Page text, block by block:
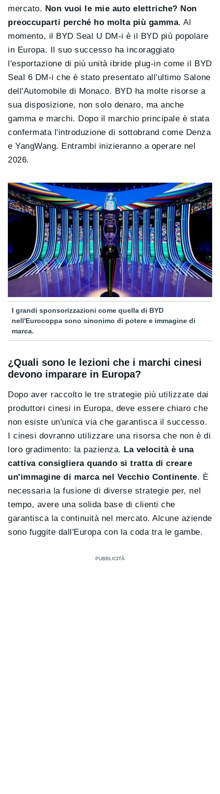
mercato. Non vuoi le mie auto elettriche? Non
preoccuparti perché ho molta più gamma. Al
momento, il BYD Seal U DM-i è il BYD più popolare
in Europa. Il suo successo ha incoraggiato
l'esportazione di più unità ibride plug-in come il BYD
Seal 6 DM-i che è stato presentato all'ultimo Salone
dell'Automobile di Monaco. BYD ha molte risorse a
sua disposizione, non solo denaro, ma anche
gamma e marchi. Dopo il marchio principale è stata
confermata l'introduzione di sottobrand come Denza
e YangWang. Entrambi inizieranno a operare nel
2026.
I grandi sponsorizzazioni come quella di BYD
nell'Eurocoppa sono sinonimo di potere e immagine di
marca.
¿Quali sono le lezioni che i marchi cinesi
devono imparare in Europa?
Dopo aver raccolto le tre strategie più utilizzate dai
produttori cinesi in Europa, deve essere chiaro che
non esiste un'unica via che garantisca il successo.
I cinesi dovranno utilizzare una risorsa che non è di
loro gradimento: la pazienza. La velocità è una
cattiva consigliera quando si tratta di creare
un'immagine di marca nel Vecchio Continente. È
necessaria la fusione di diverse strategie per, nel
tempo, avere una solida base di clienti che
garantisca la continuità nel mercato. Alcune aziende
sono fuggite dall'Europa con la coda tra le gambe.